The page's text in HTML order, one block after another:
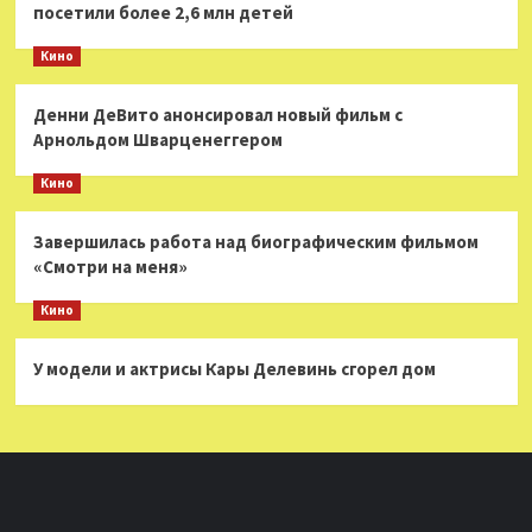
посетили более 2,6 млн детей
Кино
Денни ДеВито анонсировал новый фильм с
Арнольдом Шварценеггером
Кино
Завершилась работа над биографическим фильмом
«Смотри на меня»
Кино
У модели и актрисы Кары Делевинь сгорел дом